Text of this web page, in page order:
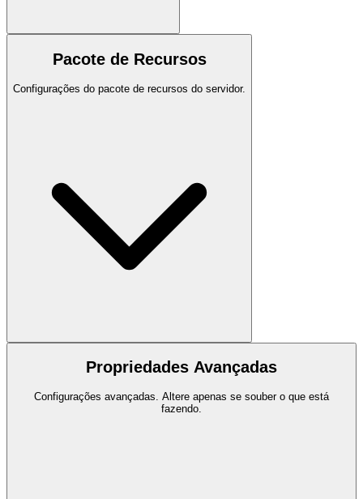
Pacote de Recursos
Configurações do pacote de recursos do servidor.
Propriedades Avançadas
Configurações avançadas. Altere apenas se souber o que está
fazendo.